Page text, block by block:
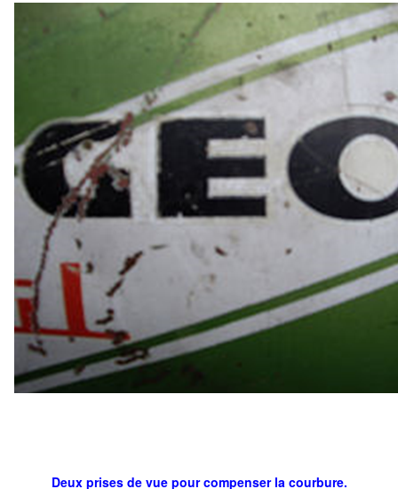
Deux prises de vue pour compenser la courbure.